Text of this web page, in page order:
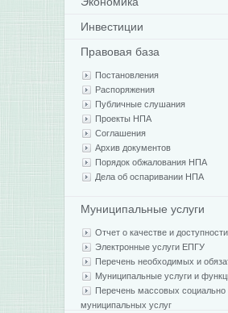
Инвестиции
Правовая база
Постановления
Распоряжения
Публичные слушания
Проекты НПА
Соглашения
Архив документов
Порядок обжалования НПА
Дела об оспаривании НПА
Муниципальные услуги
Отчет о качестве и
Электронные услуги ЕПГУ
Перечень необходимых и
Муниципальные услуги и
Перечень массовых социально
муниципальных услуг